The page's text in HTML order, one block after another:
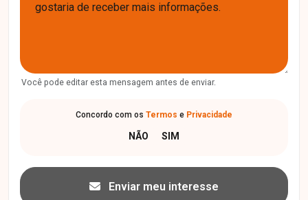
Você pode editar esta mensagem antes de enviar.
Concordo com os Termos e Privacidade
Enviar meu interesse